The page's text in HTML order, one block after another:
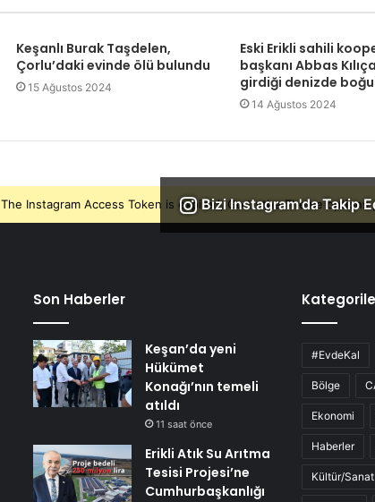
Keşanlı Burak Taşdelen,
Çorlu’daki evinde ölü bulundu
15 Ağustos 2024
Eski Erikli sahili
başkanı Abbas
girdiği denizde
14 Ağustos 2024
Bizi Instagram'da Takip
The Instagram Access Token is expired, Go to the Theme
Son Haberler
Keşan’da yeni
Hükümet
Konağı’nın temeli
atıldı
11 saat önce
Erikli Atık Su Arıtma
Tesisi Projesi’ne
Cumhurbaşkanlığı
#EvdeKal
Bölge
Ekonomi
Haberler
Kültür/Sanat